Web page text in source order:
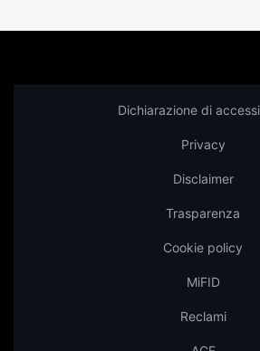
Dichiarazione di
Privacy
Disclaimer
Trasparenza
Cookie policy
MiFID
Reclami